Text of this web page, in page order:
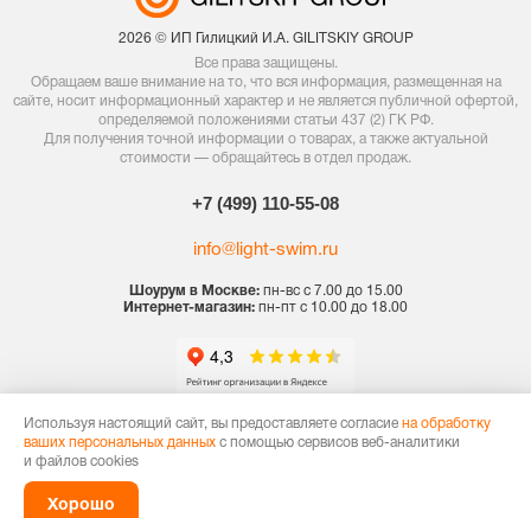
2026 © ИП Гилицкий И.А. GILITSKIY GROUP
Все права защищены.
Обращаем ваше внимание на то, что вся информация, размещенная на
сайте, носит информационный характер и не является публичной офертой,
определяемой положениями статьи 437 (2) ГК РФ.
Для получения точной информации о товарах, а также актуальной
стоимости — обращайтесь в отдел продаж.
+7 (499) 110-55-08
info@light-swim.ru
Шоурум в Москве:пн-вс с 7.00 до 15.00
Интернет-магазин: пн-пт с 10.00 до 18.00
Политика конфиденциальности
Договор оферты
Используя настоящий сайт, вы предоставляете согласие на обработку
ваших персональных данных с помощью сервисов веб-аналитики
и файлов cookies
Хорошо